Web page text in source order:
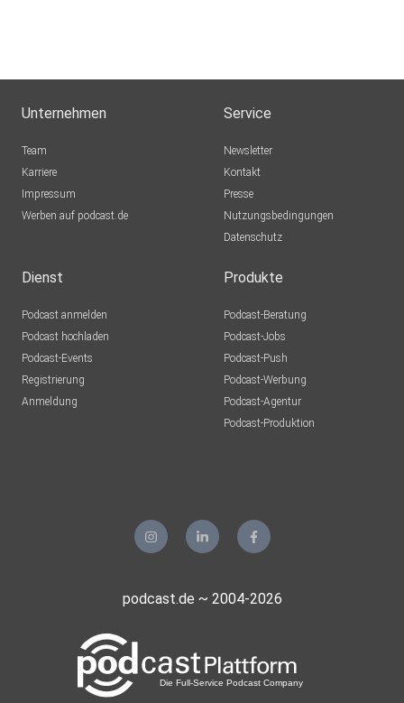
Unternehmen
Team
Karriere
Impressum
Werben auf podcast.de
Service
Newsletter
Kontakt
Presse
Nutzungsbedingungen
Datenschutz
Dienst
Podcast anmelden
Podcast hochladen
Podcast-Events
Registrierung
Anmeldung
Produkte
Podcast-Beratung
Podcast-Jobs
Podcast-Push
Podcast-Werbung
Podcast-Agentur
Podcast-Produktion
podcast.de ~ 2004-2026